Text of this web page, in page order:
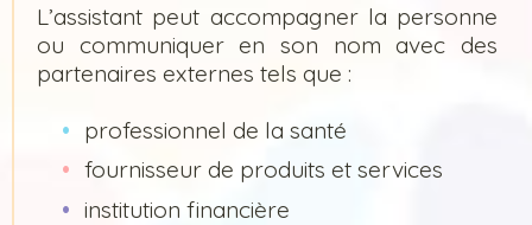
L’assistant peut accompagner la personne
ou communiquer en son nom avec des
partenaires externes tels que :
professionnel de la santé
fournisseur de produits et services
institution financière